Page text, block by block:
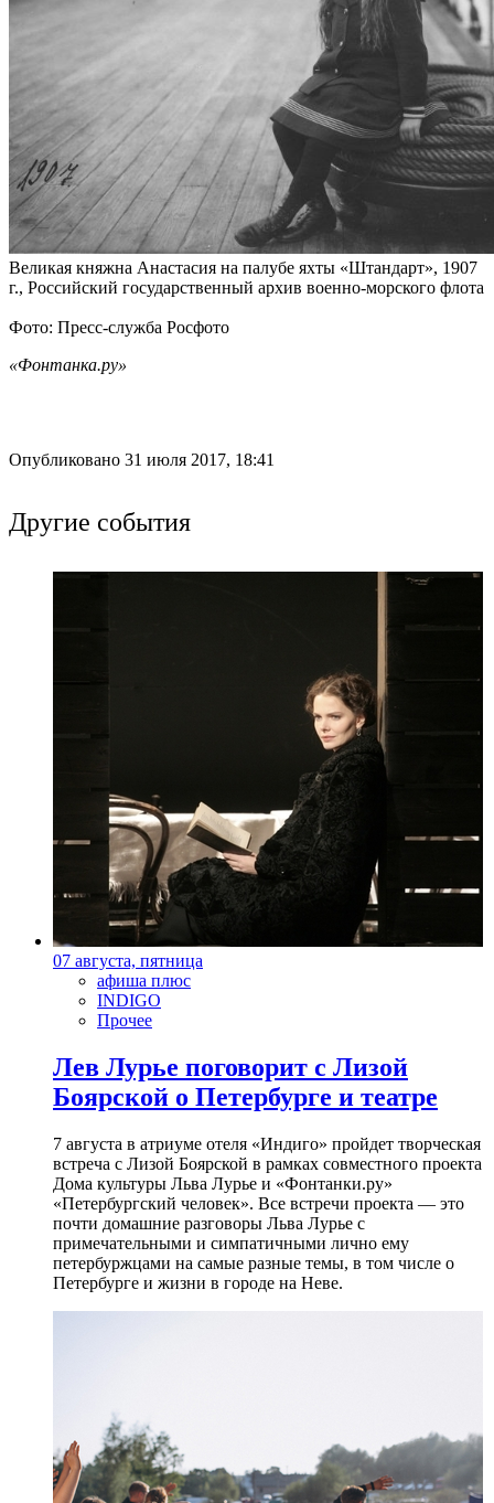
Великая княжна Анастасия на палубе яхты «Штандарт», 1907
г., Российский государственный архив военно-морского флота
Фото: Пресс-служба Росфото
«Фонтанка.ру»
Опубликовано 31 июля 2017, 18:41
Другие события
07 августа, пятница
афиша плюс
INDIGO
Прочее
Лев Лурье поговорит с Лизой
Боярской о Петербурге и театре
7 августа в атриуме отеля «Индиго» пройдет творческая
встреча с Лизой Боярской в рамках совместного проекта
Дома культуры Льва Лурье и «Фонтанки.ру»
«Петербургский человек». Все встречи проекта — это
почти домашние разговоры Льва Лурье с
примечательными и симпатичными лично ему
петербуржцами на самые разные темы, в том числе о
Петербурге и жизни в городе на Неве.